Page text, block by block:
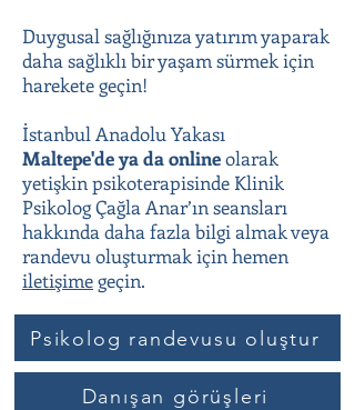
Duygusal sağlığınıza yatırım yaparak
daha sağlıklı bir yaşam sürmek için
harekete geçin!
İstanbul Anadolu Yakası
Maltepe'deya da onlineolarak
yetişkin psikoterapisinde Klinik
Psikolog Çağla Anar’ın seansları
hakkında daha fazla bilgi almak veya
randevu oluşturmak için hemen
iletişimegeçin.
Psikolog randevusu oluştur
Danışan görüşleri